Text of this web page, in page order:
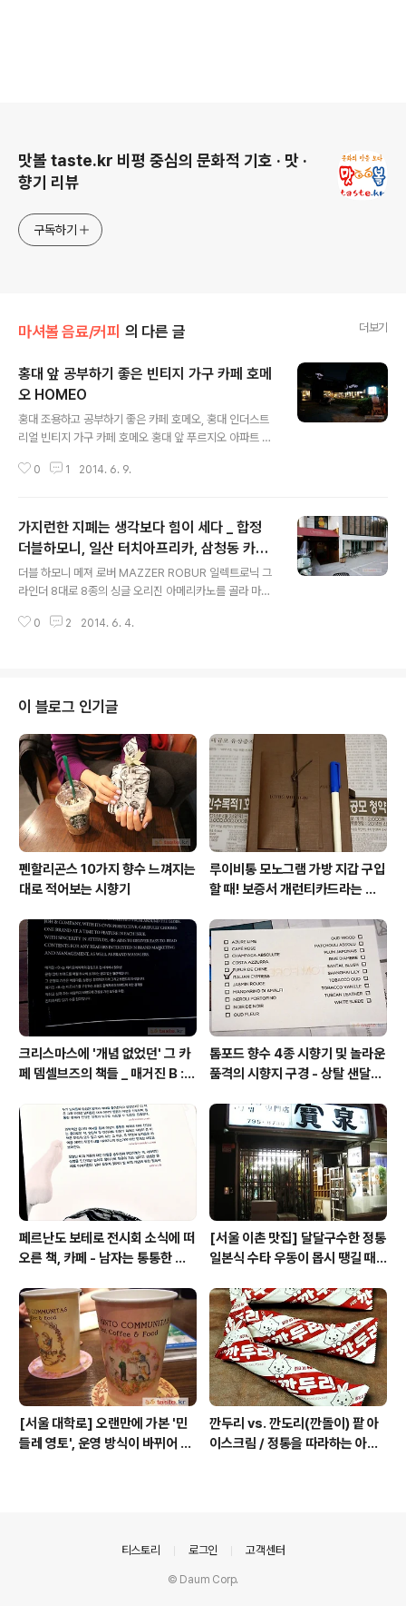
맛볼 taste.kr 비평 중심의 문화적 기호 · 맛 ·
향기 리뷰
구독하기
마셔볼 음료/커피 의 다른 글 더보기
홍대 앞 공부하기 좋은 빈티지 가구 카페 호메
오 HOMEO
홍대 조용하고 공부하기 좋은 카페 호메오, 홍대 인더스트
리얼 빈티지 가구 카페 호메오 홍대 앞 푸르지오 아파트 뒤
서 운영하는 카페 호메오. 1,2층으로 구성된 아주 넓은 면
분하고 조용한 2층은 오랫동안 작업하거나 책 읽기에 명당
자리. 홍대권에서는 보기 드문 비싼 가격대. 아메리카노 6
천원, 라떼 카푸치노 7천원. 아메리카노 2잔. 2~3인 소파
300~350만원 선, 탁자 90~100만원 선. 좌측 6칸 캐비
아 있는 자리 옆 둥근나무 철제의자 16~19만원. 민트색 로
0 1 2014. 6. 9.
가지런한 지폐는 생각보다 힘이 세다 _ 합정
더블하모니, 일산 터치아프리카, 삼청동 카페
No.37
더블 하모니 메져 로버 MAZZER ROBUR 일렉트로닉 그
라인더 8대로 8종의 싱글 오리진 아메리카노를 골라 마실
대인 메져 로버 2대가 합류하면 10종 싱글 오리진의 에스
렇게 된 잔돈을 받으면 제가 왠지 손님으로 각별하게 대해
지는 것 같고 정리된 지폐가 그렇게 준비해 놓은 분의 마음
인 것 같아서 기분이 좋아요'라고 말씀하시더군요. 대단한
건 아니지만 알아봐주시니 저도 기분이 좋았습니다." 또 다
른 어느 카페의 거스름 돈 가지런한 지폐인 것 물론이고
"예쁜 것으로 드릴게요" 말씀..
0 2 2014. 6. 4.
이 블로그 인기글
펜할리곤스 10가지 향수 느껴지는
대로 적어보는 시향기
루이비통 모노그램 가방 지갑 구입
할 때! 보증서 개런티카드라는 것
크리스마스에 '개념 없었던' 그 카
페 뎀셀브즈의 책들 _ 매거진 B :
커피
톰포드 향수 4종 시향기 및 놀라운
품격의 시향지 구경 - 상탈 샌달우
노
페르난도 보테로 전시회 소식에 떠
오른 책, 카페 - 남자는 통통한 여
[서울 이촌 맛집] 달달구수한 정통
일본식 수타 우동이 몹시 땡길 때 /
[서울 대학로] 오랜만에 가본 '민
들레 영토', 운영 방식이 바뀌어 있
깐두리 vs. 깐도리(깐돌이) 팥 아
이스크림 / 정통을 따라하는 아류
티스토리 로그인 고객센터
© Daum Corp.